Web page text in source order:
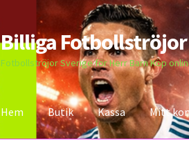
Hoppa
till
navigering
Hoppa
till
innehåll
Billiga Fotbollströjor
Fotbollströjor Sverige för Herr Barn Köp
Hem Butik Kassa Mitt